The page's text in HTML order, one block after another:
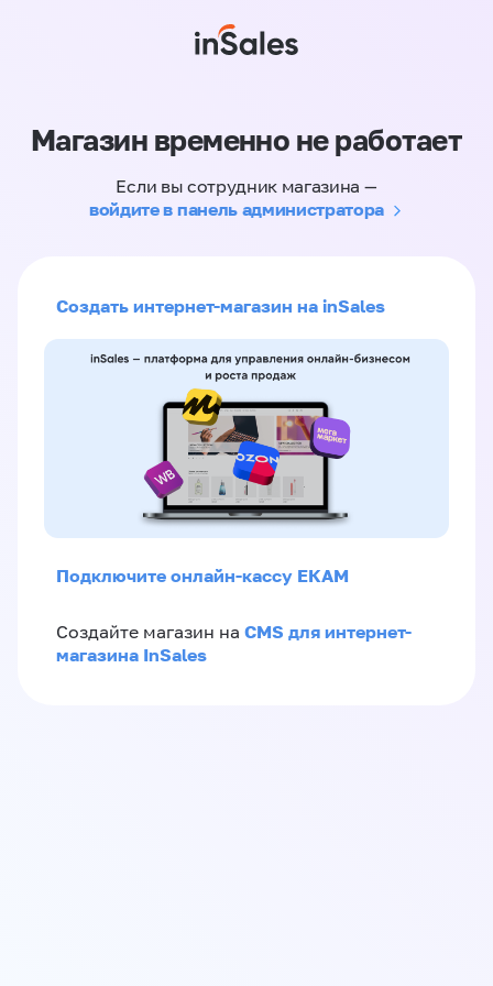
Магазин временно не работает
Если вы сотрудник магазина —
войдите в панель администратора
Создать интернет-магазин на inSales
Подключите онлайн-кассу ЕКАМ
Создайте магазин на CMS для интернет-
магазина InSales